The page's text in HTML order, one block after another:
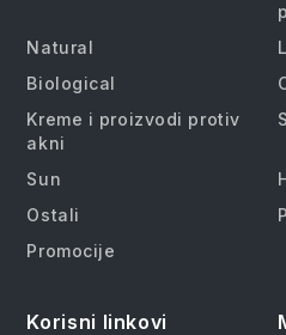
Natural
Biological
Kreme i proizvodi protiv
akni
Sun
Ostali
Promocije
Korisni linkovi